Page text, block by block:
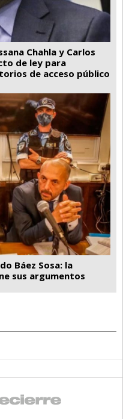
Chahla y Carlos
de ley para
de acceso público
Báez Sosa: la
sus argumentos